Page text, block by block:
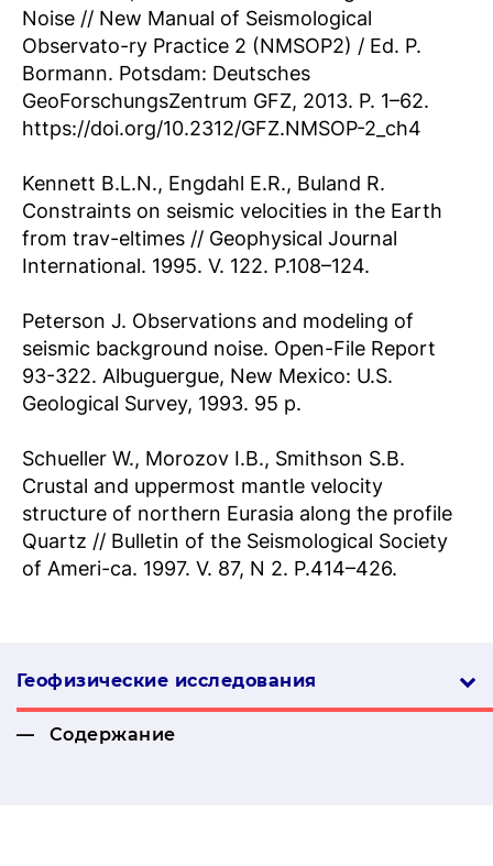
Noise // New Manual of Seismological
Observato-ry Practice 2 (NMSOP2) / Ed. P.
Bormann. Potsdam: Deutsches
GeoForschungsZentrum GFZ, 2013. P. 1–62.
https://doi.org/10.2312/GFZ.NMSOP-2_ch4
Kennett B.L.N., Engdahl E.R., Buland R.
Constraints on seismic velocities in the Earth
from trav-eltimes // Geophysical Journal
International. 1995. V. 122. P.108–124.
Peterson J. Observations and modeling of
seismic background noise. Open-File Report
93-322. Albuguergue, New Mexico: U.S.
Geological Survey, 1993. 95 p.
Schueller W., Morozov I.B., Smithson S.B.
Crustal and uppermost mantle velocity
structure of northern Eurasia along the profile
Quartz // Bulletin of the Seismological Society
of Ameri-ca. 1997. V. 87, N 2. P.414–426.
Геофизические ис­сле­дова­ния
Содержание